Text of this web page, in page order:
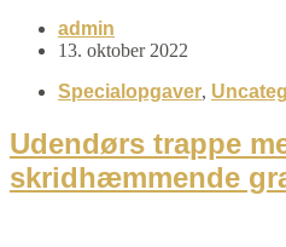
admin
13. oktober 2022
Specialopgaver,
Udendørs trappe
skridhæmmende